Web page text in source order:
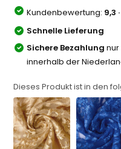
Kundenbewertung: 9,3
Schnelle Lieferung
Sichere Bezahlung
innerhalb der
Dieses Produkt ist in den